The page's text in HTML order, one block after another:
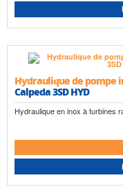
Hydraulique de pompe
Calpeda 3SD HYD
Hydraulique en inox à turbines